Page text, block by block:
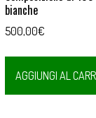
bianche
500,00€
AGGIUNGI AL